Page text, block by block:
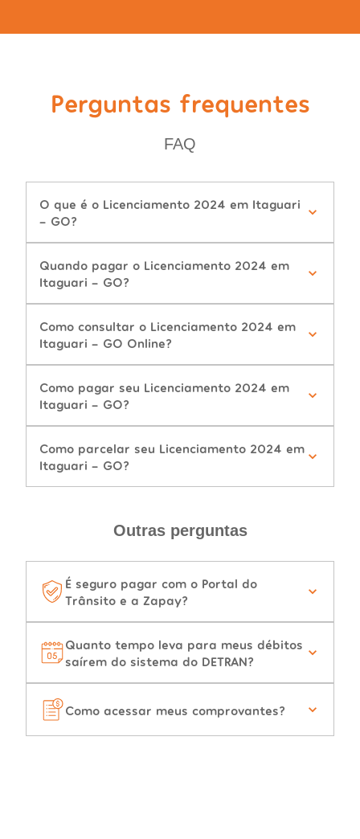
Perguntas frequentes
FAQ
O que é o Licenciamento 2024 em Itaguari
- GO?
Quando pagar o Licenciamento 2024 em
Itaguari - GO?
Como consultar o Licenciamento 2024 em
Itaguari - GO Online?
Como pagar seu Licenciamento 2024 em
Itaguari - GO?
Como parcelar seu Licenciamento 2024 em
Itaguari - GO?
Outras perguntas
É seguro pagar com o Portal do
Trânsito e a Zapay?
Quanto tempo leva para meus débitos
saírem do sistema do DETRAN?
Como acessar meus comprovantes?